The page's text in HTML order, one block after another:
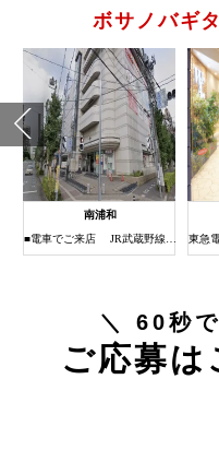
ボサノバギ
南浦和
＼ 60秒
ご応募は